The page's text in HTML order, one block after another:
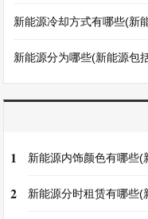
新能源冷却方式有哪些(新
新能源分为哪些(新能源包
1 新能源内饰颜色有哪些(
2 新能源分时租赁有哪些(